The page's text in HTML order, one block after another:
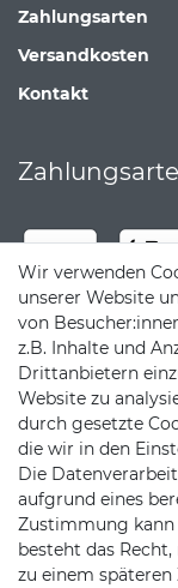
Zahlungsarten
Versandkosten
Kontakt
Wir verwenden
unserer Website
von
z.B. Inhalte und
Drittanbietern
Website zu
durch gesetzte
die wir in den
Die
aufgrund eines
Zustimmung kann
besteht das
zu einem